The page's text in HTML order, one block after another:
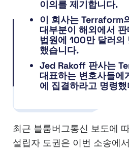
이의를 제기합니다.
이 회사는 Terraform
대부분이 해외에서
법원에 100만 달러의
했습니다.
Jed Rakoff 판사는
대표하는 변호사들에
에 집결하라고 명령
최근 블룸버그통신 보도에
설립자 도권은 이번 소송에